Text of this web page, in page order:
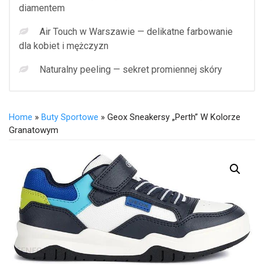
diamentem
Air Touch w Warszawie — delikatne farbowanie
dla kobiet i mężczyzn
Naturalny peeling — sekret promiennej skóry
Home » Buty Sportowe » Geox Sneakersy „Perth” W Kolorze
Granatowym